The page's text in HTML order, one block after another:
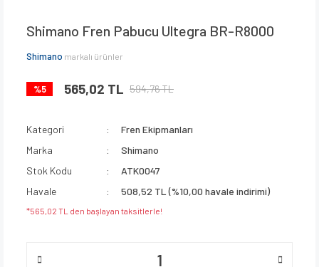
Shimano Fren Pabucu Ultegra BR-R8000
Shimano markalı ürünler
%5 565,02 TL 594,76 TL
Kategori
Fren Ekipmanları
Marka
Shimano
Stok Kodu
ATK0047
Havale
508,52 TL (%10,00 havale indirimi)
*565,02 TL den başlayan taksitlerle!